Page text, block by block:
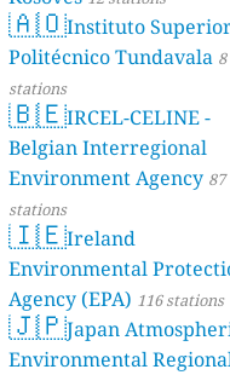
🇦🇴Instituto
Politécnico Tundavala 8
stations
🇧🇪IRCEL-CELINE -
Belgian Interregional
Environment Agency 87
stations
🇮🇪Ireland
Environmental
Agency (EPA) 116 stations
🇯🇵Japan
Environmental